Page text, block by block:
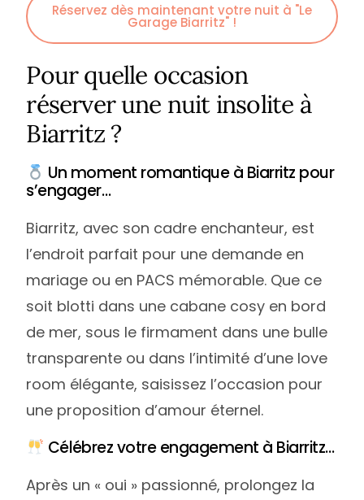
Réservez dès maintenant votre nuit à "Le
Garage Biarritz" !
Pour quelle occasion
réserver une nuit insolite à
Biarritz ?
Un moment romantique à Biarritz pour
s’engager…
Biarritz, avec son cadre enchanteur, est
l’endroit parfait pour une demande en
mariage ou en PACS mémorable. Que ce
soit blotti dans une cabane cosy en bord
de mer, sous le firmament dans une bulle
transparente ou dans l’intimité d’une love
room élégante, saisissez l’occasion pour
une proposition d’amour éternel.
Célébrez votre engagement à Biarritz…
Après un « oui » passionné, prolongez la